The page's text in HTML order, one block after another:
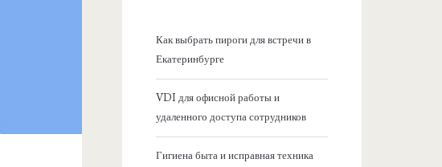
Как выбрать пироги для встречи в
Екатеринбурге
VDI для офисной работы и
удаленного доступа сотрудников
Гигиена быта и исправная техника